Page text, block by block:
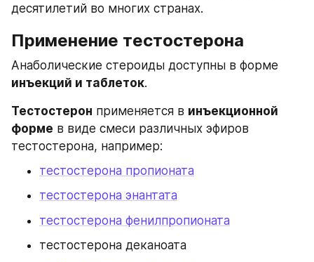
десятилетий во многих странах.
Применение тестостерона
инъекций и таблеток.
Тестостерон применяется в инъекционной
форме в виде смеси различных эфиров
тестостерона, например:
тестостерона пропионата
тестостерона энантата
тестостерона фенилпропионата
тестостерона деканоата